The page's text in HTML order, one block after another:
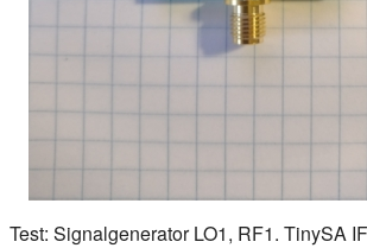
Test: Signalgenerator LO1, RF1. TinySA